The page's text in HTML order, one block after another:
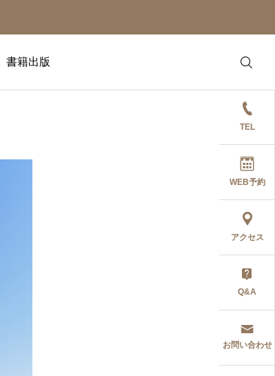
書籍出版
TEL
WEB予約
アクセス
Q&A
お問い合わせ